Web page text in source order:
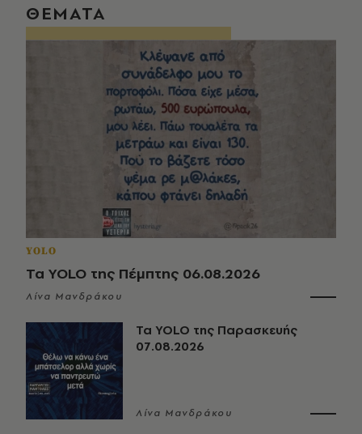
ΘΕΜΑΤΑ
YOLO
Τα YOLO της Πέμπτης 06.08.2026
Λίνα Μανδράκου
Τα YOLO της Παρασκευής
07.08.2026
Λίνα Μανδράκου